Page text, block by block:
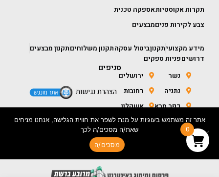
תקרות אקוסטיות
צבע לקירות פנים
אספקה טכנית
מבצעים
מידע מקצועיתקנוןביטול עסקהתקנון משלוחיםתקנון מבצעים
דרושיםפניות ספקים
סניפים
נשר
נתניה
כפר סבא
חולון
ירושלים
רחובות
אשקלון
באר שבע
הצהרת נגישות
0
אתר זה משתמש בעוגיות על מנת לשפר את חווית הגלישה, אנחנו מניחים
שאת/ה מסכים/ה לכך
מסכים/ה